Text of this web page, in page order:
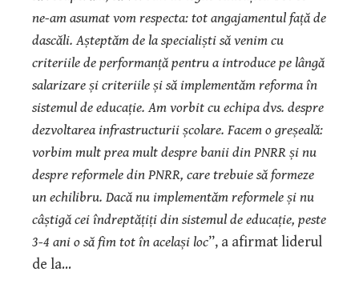
ne-am asumat vom respecta: tot angajamentul față de
dascăli. Așteptăm de la specialiști să venim cu
criteriile de performanță pentru a introduce pe lângă
salarizare și criteriile și să implementăm reforma în
sistemul de educație. Am vorbit cu echipa dvs. despre
dezvoltarea infrastructurii școlare. Facem o greșeală:
vorbim mult prea mult despre banii din PNRR și nu
despre reformele din PNRR, care trebuie să formeze
un echilibru. Dacă nu implementăm reformele și nu
câștigă cei îndreptățiți din sistemul de educație, peste
3-4 ani o să fim tot în același loc”, a afirmat liderul
de la…